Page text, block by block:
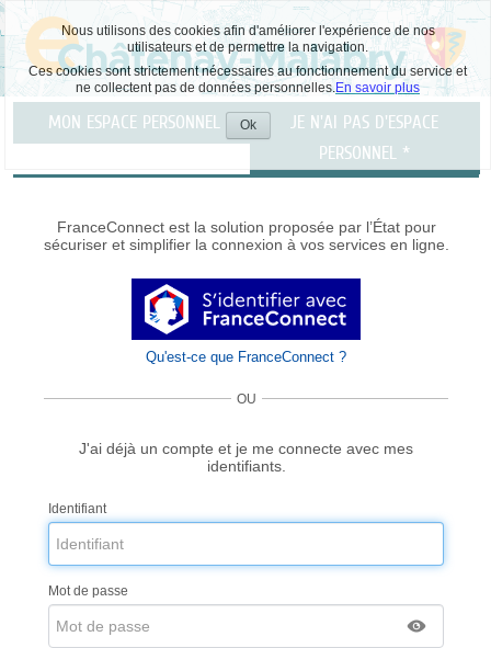
Nous utilisons des cookies afin d'améliorer l'expérience de nos
utilisateurs et de permettre la navigation.
Ces cookies sont strictement nécessaires au fonctionnement du service et
ne collectent pas de données personnelles.En savoir plus
Ok
Accepter
cookies
avertissements
MON ESPACE PERSONNEL
JE N'AI PAS D'ESPACE
PERSONNEL *
FranceConnect est la solution proposée par l’État pour
sécuriser et simplifier la connexion à vos services en ligne.
Qu'est-ce que FranceConnect ?
OU
J'ai déjà un compte et je me connecte avec mes
identifiants.
Identifiant
Mot de passe